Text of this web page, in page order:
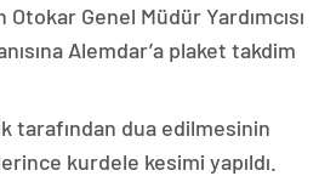
Genel Müdür Yardımcısı
Alemdar’a plaket takdim
tarafından dua edilmesinin
kurdele kesimi yapıldı.